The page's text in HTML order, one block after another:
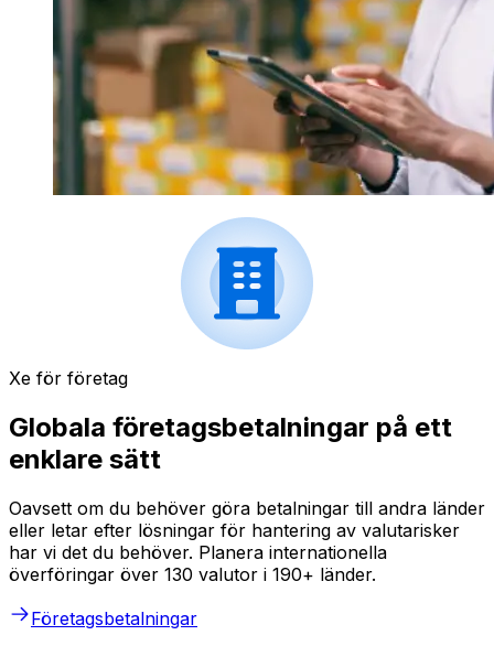
Xe för företag
Globala företagsbetalningar på ett
enklare sätt
Oavsett om du behöver göra betalningar till andra länder
eller letar efter lösningar för hantering av valutarisker
har vi det du behöver. Planera internationella
överföringar över 130 valutor i 190+ länder.
Företagsbetalningar